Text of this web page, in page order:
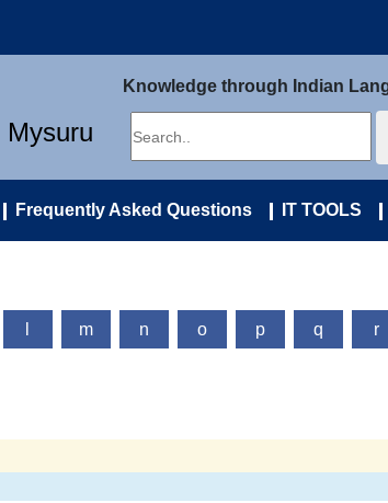
Knowledge through Indian
Frequently Asked Questions IT TOOLS
m n o p q r